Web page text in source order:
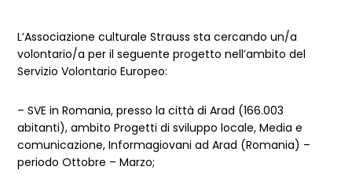
Dettagli Post Magazine
L’Associazione culturale Strauss sta cercando un/a
volontario/a per il seguente progetto nell’ambito del
Servizio Volontario Europeo:
– SVE in Romania, presso la città di Arad (166.003
abitanti), ambito Progetti di sviluppo locale, Media e
comunicazione, Informagiovani ad Arad (Romania) –
periodo Ottobre – Marzo;